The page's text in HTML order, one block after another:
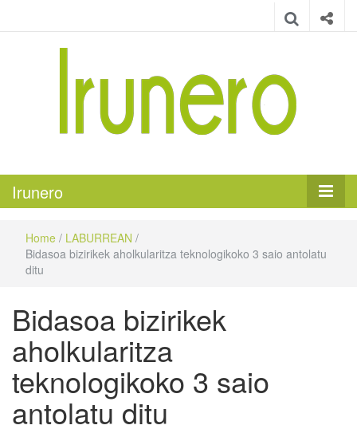
Irunero
Home / LABURREAN /
Bidasoa bizirikek aholkularitza teknologikoko 3 saio antolatu
ditu
Bidasoa bizirikek
aholkularitza
teknologikoko 3 saio
antolatu ditu